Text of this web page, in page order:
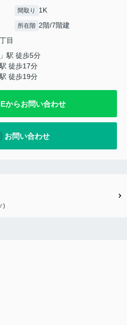
間取り 1K
所在階 2階/7階建
目
」駅 徒歩5分
駅 徒歩17分
徒歩19分
からお問い合わせ
お問い合わせ
)